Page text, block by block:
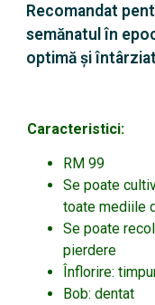
Recomandat
semănatul în
optimă și
Caracteristici:
RM 99
Se poate
toate mediile
Se poate
pierdere
Înflorire:
Bob: dentat